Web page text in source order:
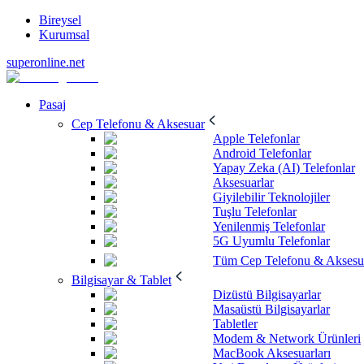
Bireysel
Kurumsal
superonline.net
Pasaj
Cep Telefonu & Aksesuar
Apple Telefonlar
Android Telefonlar
Yapay Zeka (AI) Telefonlar
Aksesuarlar
Giyilebilir Teknolojiler
Tuşlu Telefonlar
Yenilenmiş Telefonlar
5G Uyumlu Telefonlar
Tüm Cep Telefonu &
Bilgisayar & Tablet
Dizüstü Bilgisayarlar
Masaüstü Bilgisayarlar
Tabletler
Modem & Network Ürünleri
MacBook Aksesuarları